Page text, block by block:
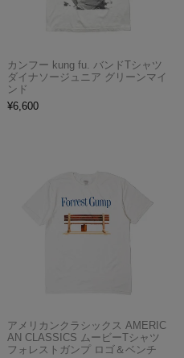
カンフー kung fu. バンドTシャツ
ダイナソージュニア グリーンマイ
ンド
¥6,600
アメリカンクラシックス AMERIC
AN CLASSICS ムービーTシャツ
フォレストガンプ ロゴ＆ベンチ